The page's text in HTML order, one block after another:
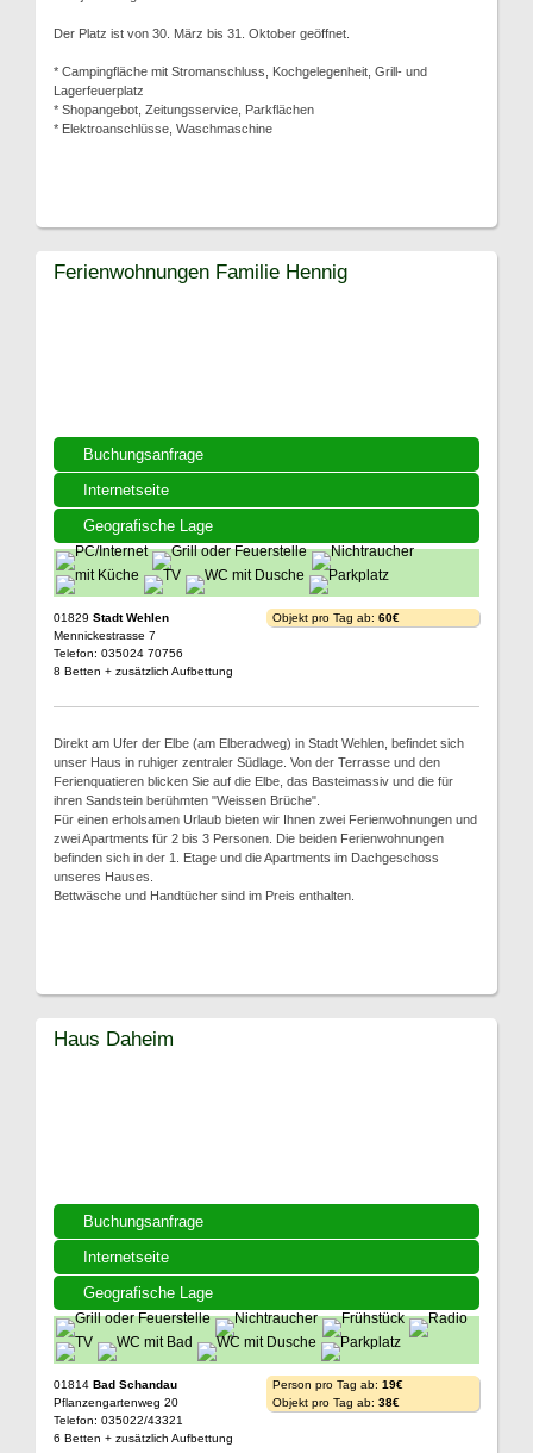
Der Platz ist von 30. März bis 31. Oktober geöffnet.
* Campingfläche mit Stromanschluss, Kochgelegenheit, Grill- und
Lagerfeuerplatz
* Shopangebot, Zeitungsservice, Parkflächen
* Elektroanschlüsse, Waschmaschine
Buchungsanfrage
Internetseite
Geografische Lage
Ferienwohnungen Familie Hennig
01829 Stadt Wehlen
Mennickestrasse 7
Telefon: 035024 70756
8 Betten + zusätzlich Aufbettung
Objekt pro Tag ab: 60€
Direkt am Ufer der Elbe (am Elberadweg) in Stadt Wehlen, befindet sich
unser Haus in ruhiger zentraler Südlage. Von der Terrasse und den
Ferienquatieren blicken Sie auf die Elbe, das Basteimassiv und die für
ihren Sandstein berühmten "Weissen Brüche".
Für einen erholsamen Urlaub bieten wir Ihnen zwei Ferienwohnungen und
zwei Apartments für 2 bis 3 Personen. Die beiden Ferienwohnungen
befinden sich in der 1. Etage und die Apartments im Dachgeschoss
unseres Hauses.
Bettwäsche und Handtücher sind im Preis enthalten.
Buchungsanfrage
Internetseite
Geografische Lage
Haus Daheim
01814 Bad Schandau
Pflanzengartenweg 20
Telefon: 035022/43321
6 Betten + zusätzlich Aufbettung
Person pro Tag ab: 19€
Objekt pro Tag ab: 38€